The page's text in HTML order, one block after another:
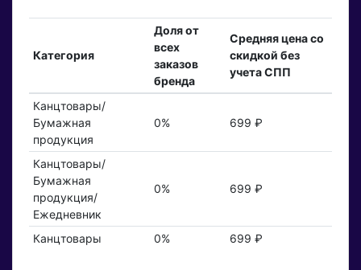
Категория
Доля от
всех
заказов
бренда
Средняя цена со
скидкой без
учета СПП
Канцтовары/
Бумажная
продукция
0% 699 ₽
Канцтовары/
Бумажная
продукция/
Ежедневник
0% 699 ₽
Канцтовары 0% 699 ₽